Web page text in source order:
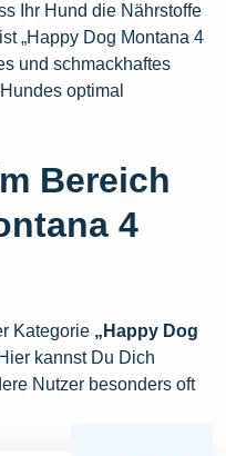
Ihr Hund die Nährstoffe
„Happy Dog Montana 4
und schmackhaftes
optimal
Bereich
4
Kategorie „Happy Dog
kannst Du Dich
Nutzer besonders oft